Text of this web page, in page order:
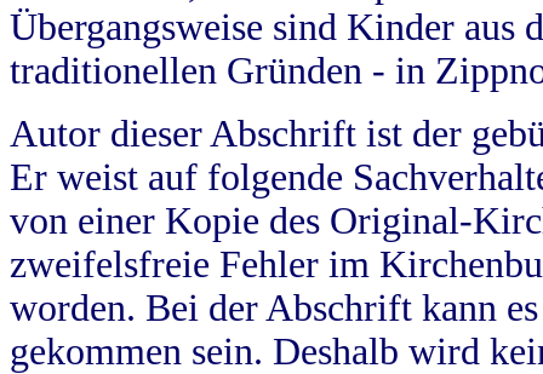
Übergangsweise sind Kinder aus
traditionellen Gründen - in
Autor dieser Abschrift ist der
Er weist auf folgende
von einer Kopie des Original-
zweifelsfreie Fehler im
worden. Bei der Abschrift kann
gekommen sein. Deshalb wird